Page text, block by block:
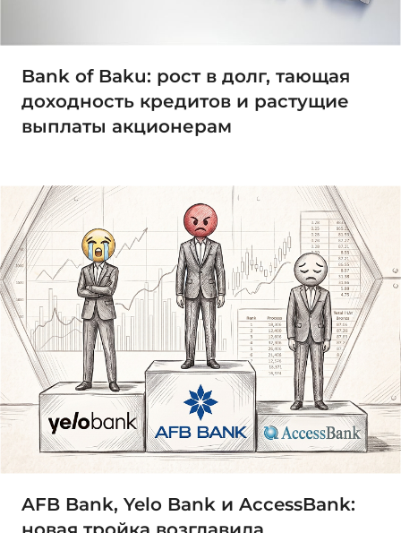
Bank of Baku: рост в долг, тающая
доходность кредитов и растущие
выплаты акционерам
AFB Bank, Yelo Bank и AccessBank: